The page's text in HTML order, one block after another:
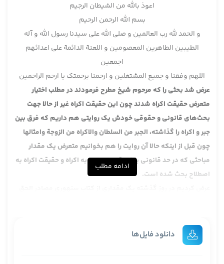
اعوذ بالله من الشیطان الرجیم
بسم الله الرحمن الرحیم
و الحمد لله رب العالمین و صلی الله علی سیدنا رسول الله و آله
الطیبین الطاهرین المعصومین و اللعنة الدائمة علی اعدائهم
اجمعین
اللهم وفقنا و جمیع المشتغلین و ارحمنا برحمتک یا ارحم الراحمین
عرض شد بحثی را که مرحوم شیخ مطرح فرمودند در مطلب اختیار
متعرض حقیقت اکراه شدند چون این حقیقت اکراه غیر از حالا جهت
بحث‌های قانونی و حقوقی خودش یک روایتی هم داریم که فرق بین
جبر و اکراه را گذاشته، الجبر من السلطان والاکراه من الزوجة وامثالها
چون قبل از اینکه حالا آن روایت را هم بخوانیم متعرض یک مقدار
مباحثی که در حد قانونی یا غیر قانونی راجع به اکراه و حقیقت اکراه به
اصطلاح بحث شده است.
دارند که در باب عقود در باب التزامات اراده نقش اساسی دارد شما
باید اراده داشته باشید بدون اراده که نمی‌شود اراده نقش اساسی
ادامه مطلب
دانلود فایل‌ها